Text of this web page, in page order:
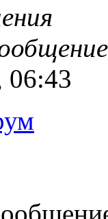
06:43